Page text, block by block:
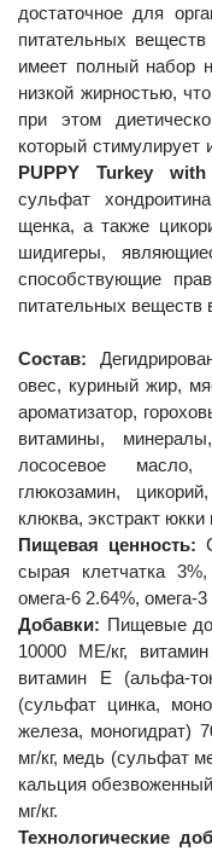
достаточное для
питательных
имеет полный набор
низкой жирностью,
при этом
который
PUPPY Turkey
сульфат
щенка, а также
шидигеры,
способствующие
питательных веществ
Состав:
овес, куриный жир,
ароматизатор,
витамины,
лососевое
глюкозамин,
клюква, экстракт
Пищевая ценность:
сырая клетчатка
омега-6 2.64%, омега-
Добавки: Пищевые
10000 МЕ/кг,
витамин Е (альфа-
(сульфат цинка,
железа, моногидрат)
мг/кг, медь (сульфат
кальция
мг/кг.
Технологические